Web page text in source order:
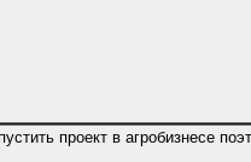
у каждой ниши свои
проект в агробизнесе